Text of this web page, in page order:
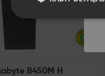
B450M H